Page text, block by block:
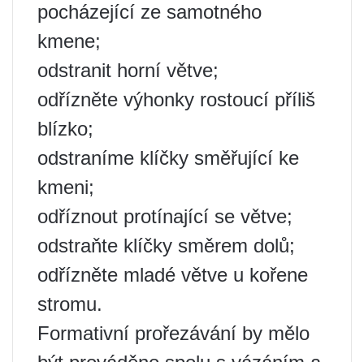
pocházející ze samotného
kmene;
odstranit horní větve;
odřízněte výhonky rostoucí příliš
blízko;
odstraníme klíčky směřující ke
kmeni;
odříznout protínající se větve;
odstraňte klíčky směrem dolů;
odřízněte mladé větve u kořene
stromu.
Formativní prořezávání by mělo